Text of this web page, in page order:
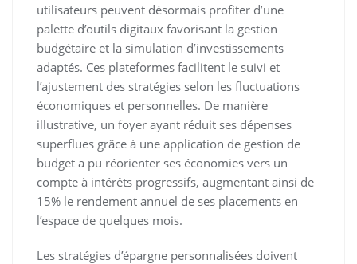
utilisateurs peuvent désormais profiter d’une
palette d’outils digitaux favorisant la gestion
budgétaire et la simulation d’investissements
adaptés. Ces plateformes facilitent le suivi et
l’ajustement des stratégies selon les fluctuations
économiques et personnelles. De manière
illustrative, un foyer ayant réduit ses dépenses
superflues grâce à une application de gestion de
budget a pu réorienter ses économies vers un
compte à intérêts progressifs, augmentant ainsi de
15% le rendement annuel de ses placements en
l’espace de quelques mois.
Les stratégies d’épargne personnalisées doivent